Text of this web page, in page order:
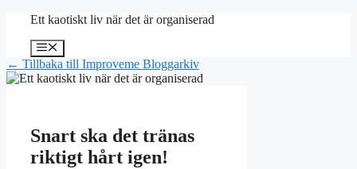
Hoppa
innehåll
Ett kaotiskt liv när det är organiserad
Meny
← Tillbaka till Improveme Bloggarkiv
Snart ska det tränas
riktigt hårt igen!